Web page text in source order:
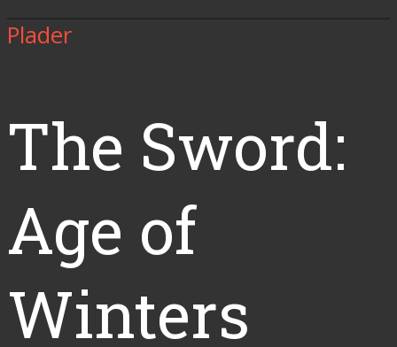
Plader
The Sword:
Age of
Winters